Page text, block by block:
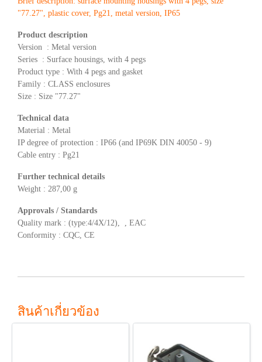
"77.27", plastic cover, Pg21, metal version, IP65
Product description
Version : Metal version
Series : Surface housings, with 4 pegs
Product type : With 4 pegs and gasket
Family : CLASS enclosures
Size : Size "77.27"
Technical data
Material : Metal
IP degree of protection : IP66 (and IP69K DIN 40050 - 9)
Cable entry : Pg21
Further technical details
Weight : 287,00 g
Approvals / Standards
Quality mark : (type:4/4X/12), , EAC
Conformity : CQC, CE
สินค้าเกี่ยวข้อง